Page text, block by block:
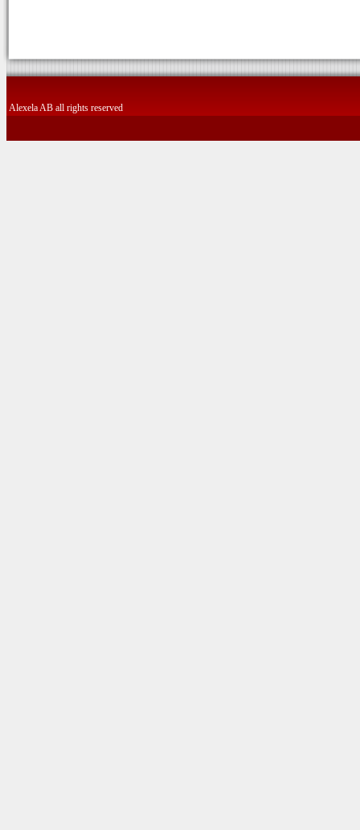
Alexela AB all rights reserved